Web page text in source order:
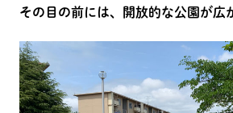
その目の前には、開放的な公園が広